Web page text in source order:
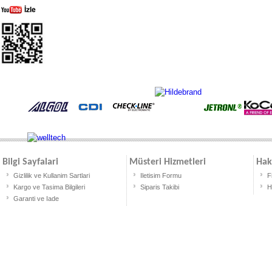
Bilgi Sayfalari
Gizlilik ve Kullanim Sartlari
Kargo ve Tasima Bilgileri
Garanti ve Iade
Müsteri Hizmetleri
Iletisim Formu
Siparis Takibi